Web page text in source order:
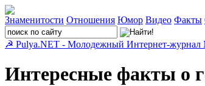
Знаменитости Отношения Юмор Видео Факты
☭ Pulya.NET - Молодежный Интернет-
Интересные факты о